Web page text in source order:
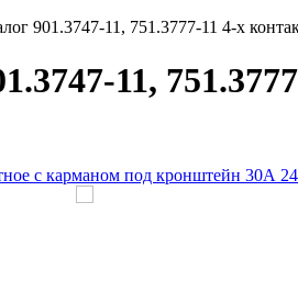
901.3747-11, 751.3777-11 4-х
11,